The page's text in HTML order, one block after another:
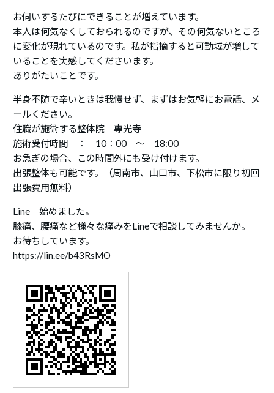
お伺いするたびにできることが増えています。
本人は何気なくしておられるのですが、その何気ないところ
に変化が現れているのです。私が指摘すると可動域が増して
いることを実感してくださいます。
ありがたいことです。
半身不随で辛いときは我慢せず、まずはお気軽にお電話、メ
ールください。
住職が施術する整体院 專光寺
施術受付時間 ： 10：00 ～ 18:00
お急ぎの場合、この時間外にも受け付けます。
出張整体も可能です。（周南市、山口市、下松市に限り初回
出張費用無料）
Line 始めました。
膝痛、腰痛など様々な痛みをLineで相談してみませんか。
お待ちしています。
https://lin.ee/b43RsMO